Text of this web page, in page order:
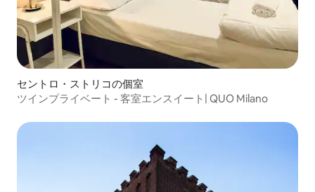
セントロ・ストリコの個室
ツインプライベート - 客室エンスイート| QUO Milano